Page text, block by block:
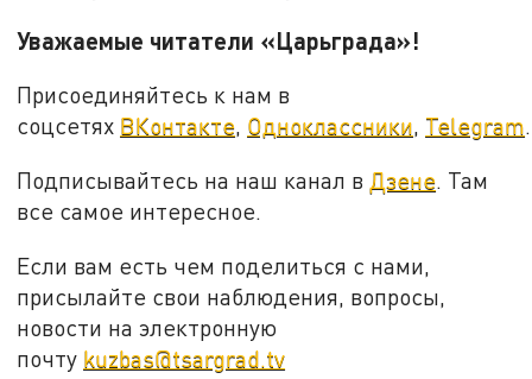
Уважаемые читатели «Царьграда»!
Присоединяйтесь к нам в
соцсетях ВКонтакте, Одноклассники, Telegram.
Подписывайтесь на наш канал в Дзене. Там
все самое интересное.
Если вам есть чем поделиться с нами,
присылайте свои наблюдения, вопросы,
новости на электронную
почту kuzbas@tsargrad.tv